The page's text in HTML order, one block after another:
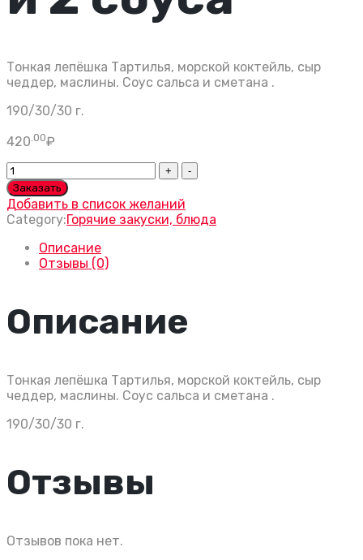
Тонкая лепёшка Тартилья, морской коктейль, сыр
чеддер, маслины. Соус сальса и сметана .
190/30/30 г.
420 .00₽
Кесадилья
с
морепродуктами
и
соуса
quantity
Заказать
Добавить в список желаний
Category:Горячие закуски, блюда
Описание
Отзывы (0)
Описание
Тонкая лепёшка Тартилья, морской коктейль, сыр
чеддер, маслины. Соус сальса и сметана .
190/30/30 г.
Отзывы
Отзывов пока нет.